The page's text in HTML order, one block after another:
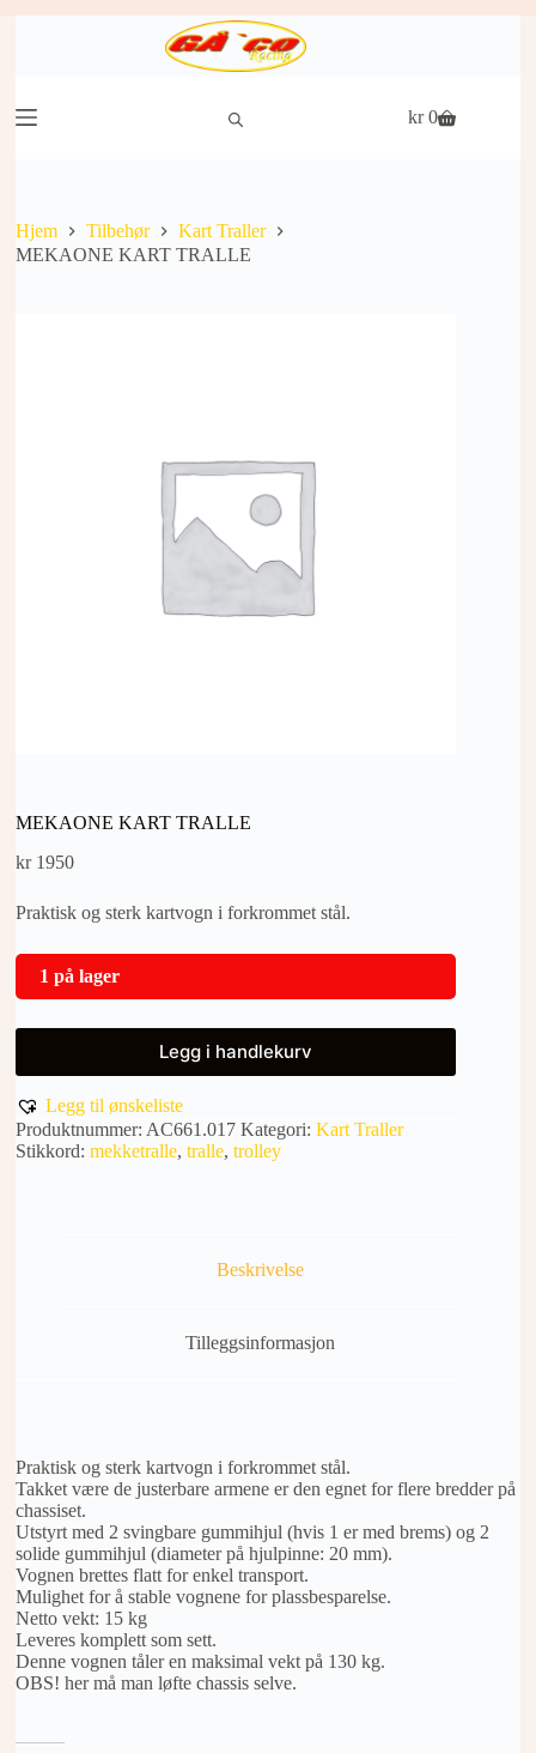
Handlekurv
kr0
Hjem Tilbehør
Kart Traller
MEKAONE KART TRALLE
MEKAONE KART TRALLE
kr1950
Praktisk og sterk kartvogn i forkrommet stål.
1 på lager
Legg i handlekurv
Legg til ønskeliste
Produktnummer: AC661.017 Kategori: Kart Traller
Stikkord: mekketralle, tralle, trolley
Beskrivelse
Tilleggsinformasjon
Praktisk og sterk kartvogn i forkrommet stål.
Takket være de justerbare armene er den egnet for flere bredder på
chassiset.
Utstyrt med 2 svingbare gummihjul (hvis 1 er med brems) og 2
solide gummihjul (diameter på hjulpinne: 20 mm).
Vognen brettes flatt for enkel transport.
Mulighet for å stable vognene for plassbesparelse.
Netto vekt: 15 kg
Leveres komplett som sett.
Denne vognen tåler en maksimal vekt på 130 kg.
OBS! her må man løfte chassis selve.